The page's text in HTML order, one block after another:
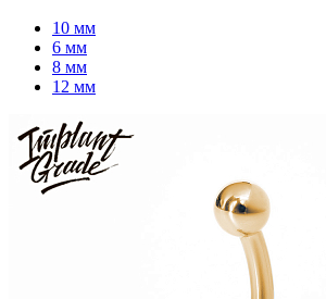
10 мм
6 мм
8 мм
12 мм